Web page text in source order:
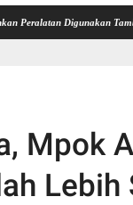
Digunakan Tambang Emas
Mpok
Lebih